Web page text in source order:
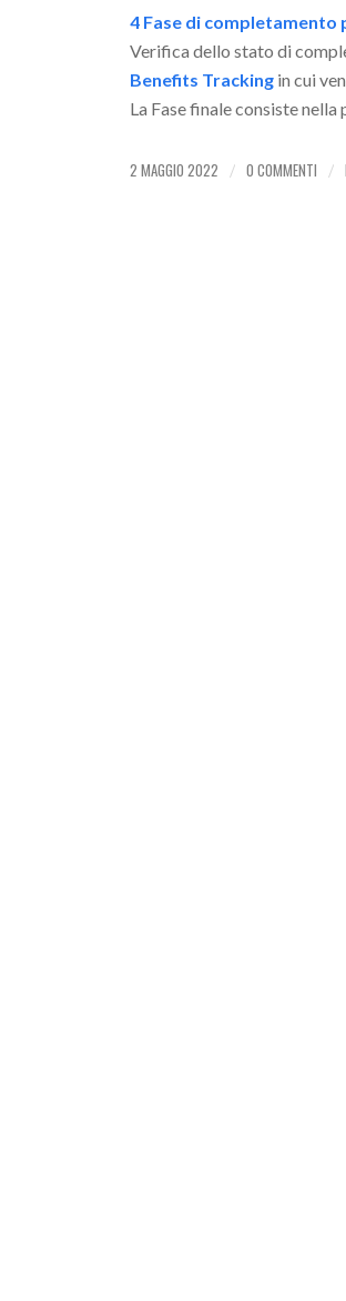
4 Fase di
Verifica dello stato di
Benefits Tracking in cui
La Fase finale consiste
2 MAGGIO 2022 / 0 COMMENTI /